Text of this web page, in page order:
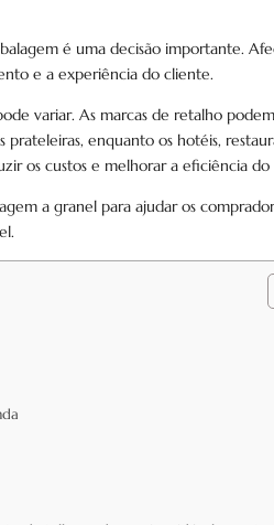
é uma decisão importante.
e a experiência do cliente.
variar. As marcas de retalho
enquanto os hotéis,
os custos e melhorar a eficiência do
a granel para ajudar os